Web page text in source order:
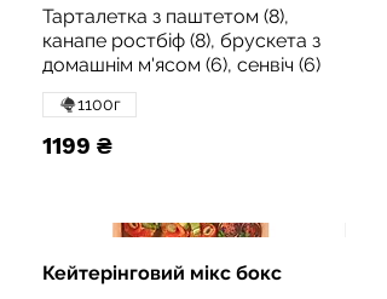
Тарталетка з паштетом (8),
канапе ростбіф (8), брускета з
домашнім м'ясом (6), сенвіч (6)
1199 ₴
1100г
Кейтерінговий мікс бокс